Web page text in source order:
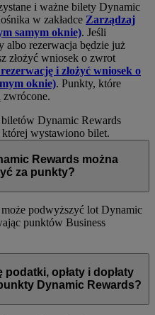
i ważne bilety Dynamic
w zakładce Zarządzaj
samym oknie). Jeśli
albo rezerwacja będzie już
złożyć wniosek o zwrot
i złożyć wniosek o
oknie). Punkty, które
zwrócone.
Dynamic Rewards
wystawiono bilet.
Rewards można
za punkty?
podwyższyć lot Dynamic
punktów Business
podatki, opłaty i dopłaty
Dynamic Rewards?